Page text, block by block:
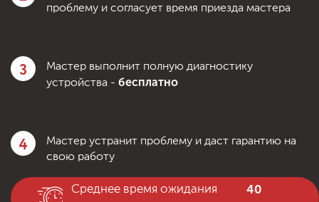
проблему и согласует время приезда мастера
3
Мастер выполнит полную диагностику
устройства - бесплатно
4
Мастер устранит проблему и даст гарантию на
свою работу
Среднее время ожидания
40